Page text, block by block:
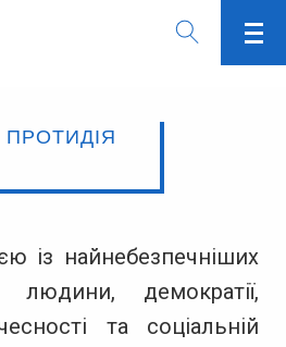
ПРОТИДІЯ
із найнебезпечніших
людини, демократії,
та соціальній